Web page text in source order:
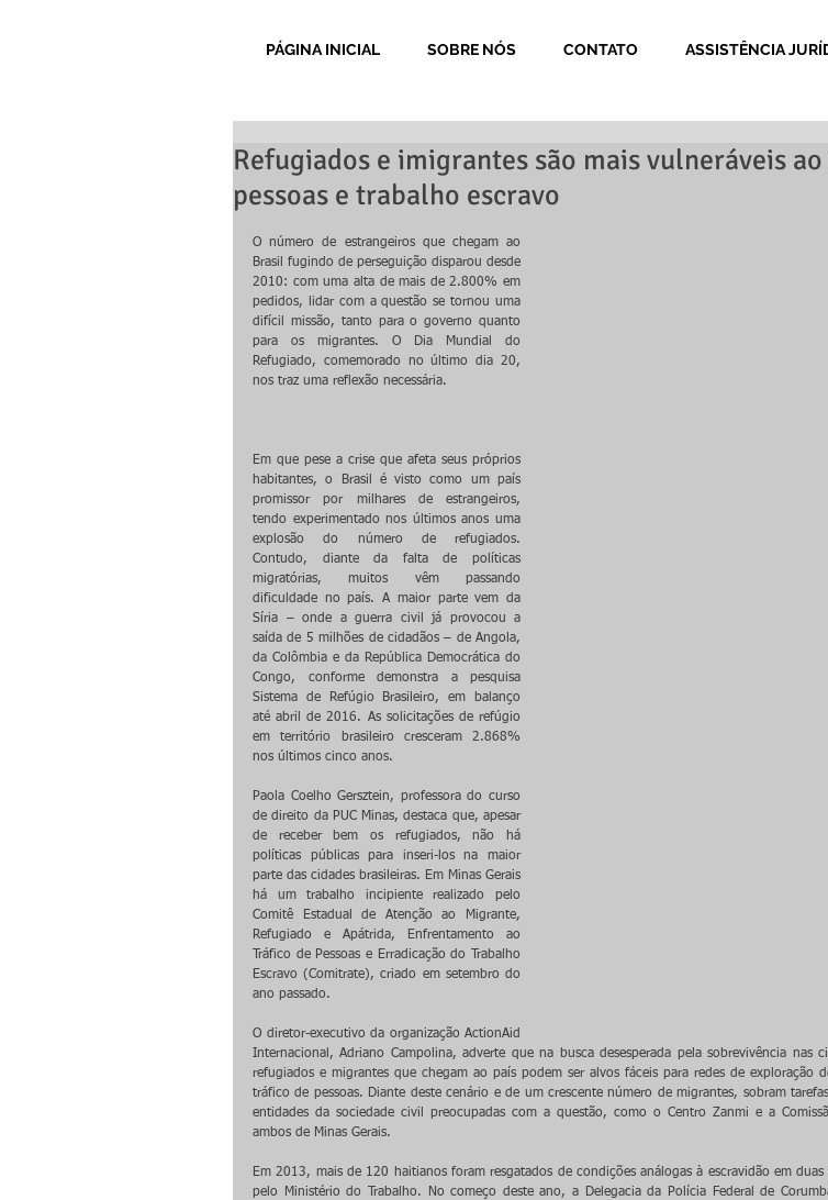
PÁGINA INICIAL SOBRE NÓS CONTATO ASSISTÊNCIA
Refugiados e imigrantes são mais vulneráveis
pessoas e trabalho escravo
O número de estrangeiros que chegam ao
Brasil fugindo de perseguição disparou desde
2010: com uma alta de mais de 2.800% em
pedidos, lidar com a questão se tornou uma
difícil missão, tanto para o governo quanto
para os migrantes. O Dia Mundial do
Refugiado, comemorado no último dia 20,
nos traz uma reflexão necessária.
Em que pese a crise que afeta seus próprios
habitantes, o Brasil é visto como um país
promissor por milhares de estrangeiros,
tendo experimentado nos últimos anos uma
explosão do número de refugiados.
Contudo, diante da falta de políticas
migratórias, muitos vêm passando
dificuldade no país. A maior parte vem da
Síria – onde a guerra civil já provocou a
saída de 5 milhões de cidadãos – de Angola,
da Colômbia e da República Democrática do
Congo, conforme demonstra a pesquisa
Sistema de Refúgio Brasileiro, em balanço
até abril de 2016. As solicitações de refúgio
em território brasileiro cresceram 2.868%
nos últimos cinco anos.
Paola Coelho Gersztein, professora do curso
de direito da PUC Minas, destaca que, apesar
de receber bem os refugiados, não há
políticas públicas para inseri-los na maior
parte das cidades brasileiras. Em Minas Gerais
há um trabalho incipiente realizado pelo
Comitê Estadual de Atenção ao Migrante,
Refugiado e Apátrida, Enfrentamento ao
Tráfico de Pessoas e Erradicação do Trabalho
Escravo (Comitrate), criado em setembro do
ano passado.
O diretor-executivo da organização ActionAid
Internacional, Adriano Campolina, adverte que na busca desesperada pela sobrevivência nas
refugiados e migrantes que chegam ao país podem ser alvos fáceis para redes de exploração
tráfico de pessoas. Diante deste cenário e de um crescente número de migrantes, sobram
entidades da sociedade civil preocupadas com a questão, como o Centro Zanmi e a
ambos de Minas Gerais.
Em 2013, mais de 120 haitianos foram resgatados de condições análogas à escravidão em duas
pelo Ministério do Trabalho. No começo deste ano, a Delegacia da Polícia Federal de